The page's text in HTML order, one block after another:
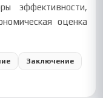
эффективности,
оценка
Заключение